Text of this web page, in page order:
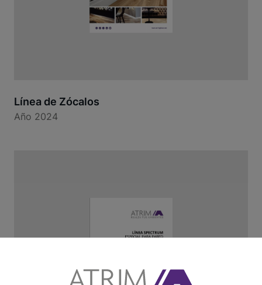
Línea de Zócalos
Año 2024